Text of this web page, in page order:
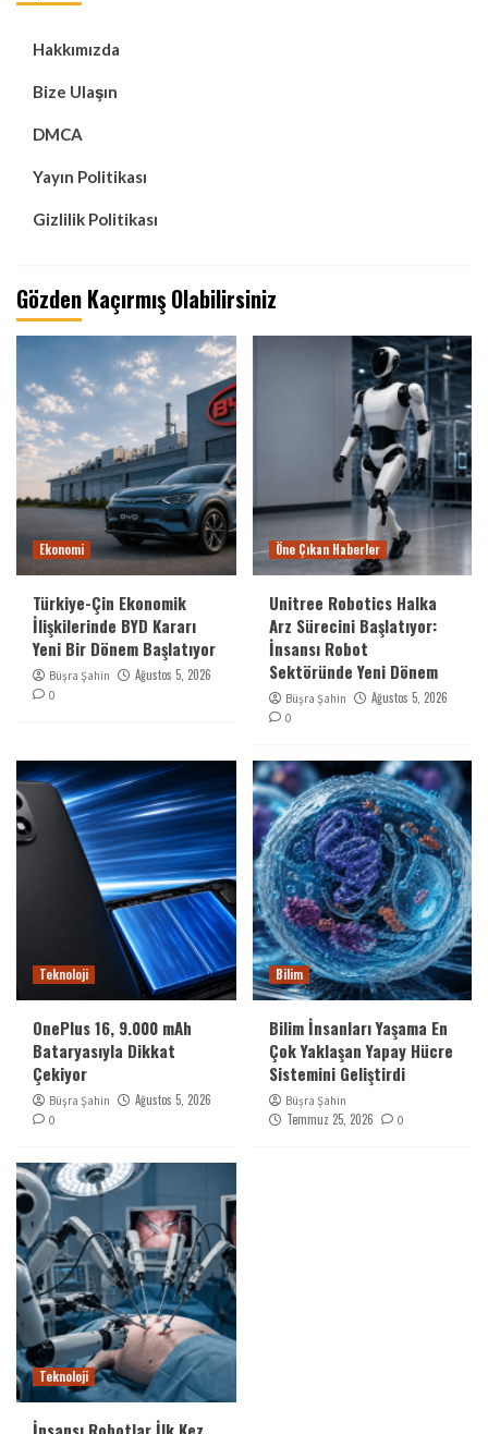
Hakkımızda
Bize Ulaşın
DMCA
Yayın Politikası
Gizlilik Politikası
Gözden Kaçırmış Olabilirsiniz
Ekonomi
Türkiye-Çin Ekonomik
İlişkilerinde BYD Kararı
Yeni Bir Dönem Başlatıyor
Büşra Şahin Ağustos 5, 2026
0
Öne Çıkan Haberler
Unitree Robotics Halka
Arz Sürecini Başlatıyor:
İnsansı Robot
Sektöründe Yeni Dönem
Büşra Şahin Ağustos 5, 2026
0
Teknoloji
OnePlus 16, 9.000 mAh
Bataryasıyla Dikkat
Çekiyor
Büşra Şahin Ağustos 5, 2026
0
Bilim
Bilim İnsanları Yaşama En
Çok Yaklaşan Yapay Hücre
Sistemini Geliştirdi
Büşra Şahin
Temmuz 25, 2026 0
Teknoloji